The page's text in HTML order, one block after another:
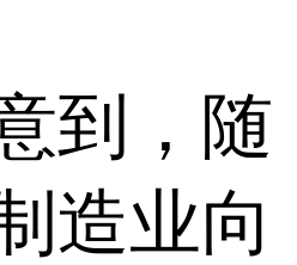
到，随
造业向